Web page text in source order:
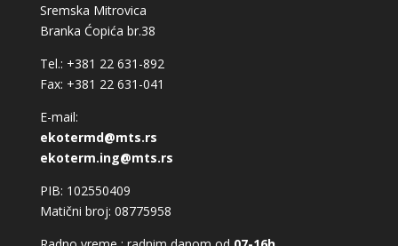
Sremska Mitrovica
Branka Ćopića br.38
Tel.: +381 22 631-892
Fax: +381 22 631-041
E-mail:
ekotermd@mts.rs
ekoterm.ing@mts.rs
PIB: 102550409
Matični broj: 08775958